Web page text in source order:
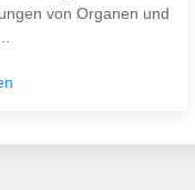
von Organen und